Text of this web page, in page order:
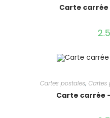
Carte carrée
Cartes postales, Cartes
Carte carrée